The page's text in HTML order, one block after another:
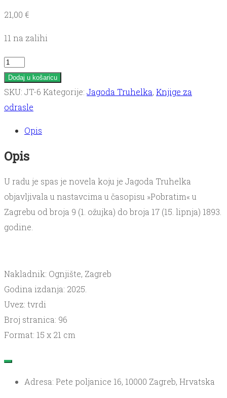
21,00 €
11 na zalihi
Jagoda
Truhelka
U
RADU
količina
Dodaj u košaricu
SKU: JT-6 Kategorije: Jagoda Truhelka, Knjige za
odrasle
Opis
Opis
U radu je spas je novela koju je Jagoda Truhelka
objavljivala u nastavcima u časopisu »Pobratim« u
Zagrebu od broja 9 (1. ožujka) do broja 17 (15. lipnja) 1893.
godine.
Nakladnik: Ognjište, Zagreb
Godina izdanja: 2025.
Uvez: tvrdi
Broj stranica: 96
Format: 15 x 21 cm
Adresa: Pete poljanice 16, 10000 Zagreb, Hrvatska